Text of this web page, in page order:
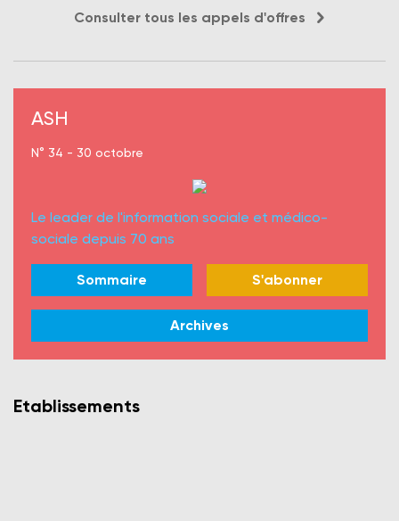
Consulter tous les appels d'offres
ASH
N° 34 - 30 octobre
Le leader de l'information sociale et médico-
sociale depuis 70 ans
Sommaire S'abonner
Archives
Etablissements